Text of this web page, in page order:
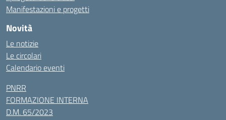
Manifestazioni e progetti
Novità
Le notizie
Le circolari
Calendario eventi
PNRR
FORMAZIONE INTERNA
D.M. 65/2023